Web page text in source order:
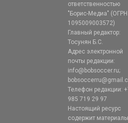
ответственностью
"Борис-Медиа" (ОГРН
1095009003572)
Главный редактор:
Тосунян Б.С.
Адрес электронной
почты редакции:
info@bobsoccer.ru;
Телефон редакции:
985 719 29 97
Настоящий ресурс
содержит